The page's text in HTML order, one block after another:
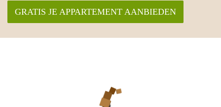
GRATIS JE APPARTEMENT AANBIEDEN